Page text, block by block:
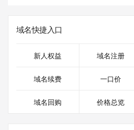
域名快捷入口
新人权益 域名注册
域名续费 一口价
域名回购 价格总览